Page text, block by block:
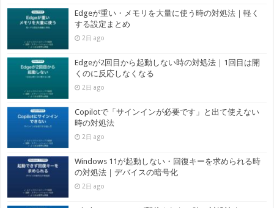
Edgeが重い・メモリを大量に使う時の対処法｜軽く
する設定まとめ
2日 ago
Edgeが2回目から起動しない時の対処法｜1回目は開
くのに反応しなくなる
2日 ago
Copilotで「サインインが必要です」と出て使えない
時の対処法
2日 ago
Windows 11が起動しない・回復キーを求められる時
の対処法｜デバイスの暗号化
2日 ago